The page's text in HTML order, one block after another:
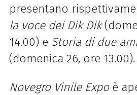
presentano
la voce dei Dik Dik
14.00) e Storia di due
(domenica 26, ore 13.00).
Novegro Vinile Expo è